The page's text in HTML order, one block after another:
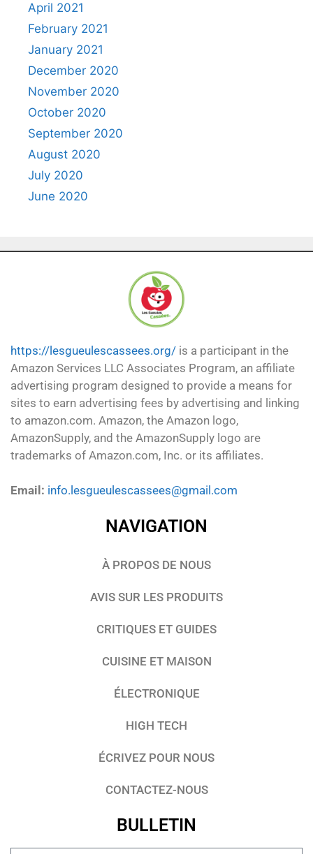
April 2021
February 2021
January 2021
December 2020
November 2020
October 2020
September 2020
August 2020
July 2020
June 2020
https://lesgueulescassees.org/ is a participant in the
Amazon Services LLC Associates Program, an affiliate
advertising program designed to provide a means for
sites to earn advertising fees by advertising and linking
to amazon.com. Amazon, the Amazon logo,
AmazonSupply, and the AmazonSupply logo are
trademarks of Amazon.com, Inc. or its affiliates.
Email: info.lesgueulescassees@gmail.com
NAVIGATION
À PROPOS DE NOUS
AVIS SUR LES PRODUITS
CRITIQUES ET GUIDES
CUISINE ET MAISON
ÉLECTRONIQUE
HIGH TECH
ÉCRIVEZ POUR NOUS
CONTACTEZ-NOUS
BULLETIN